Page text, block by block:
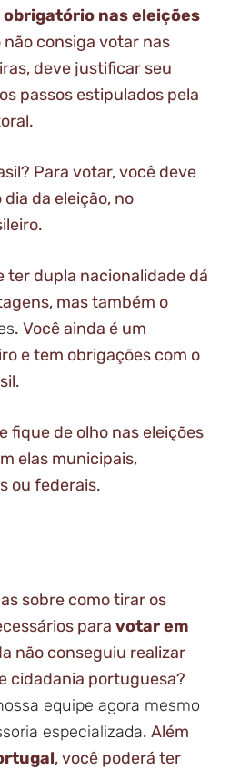
nas eleições
não consiga votar nas
deve justificar seu
passos estipulados pela
Para votar, você deve
da eleição, no
ter dupla nacionalidade dá
mas também o
. Você ainda é um
e tem obrigações com o
fique de olho nas eleições
elas municipais,
ou federais.
sobre como tirar os
para votar em
não conseguiu realizar
cidadania portuguesa?
equipe agora mesmo
especializada. Além
, você poderá ter